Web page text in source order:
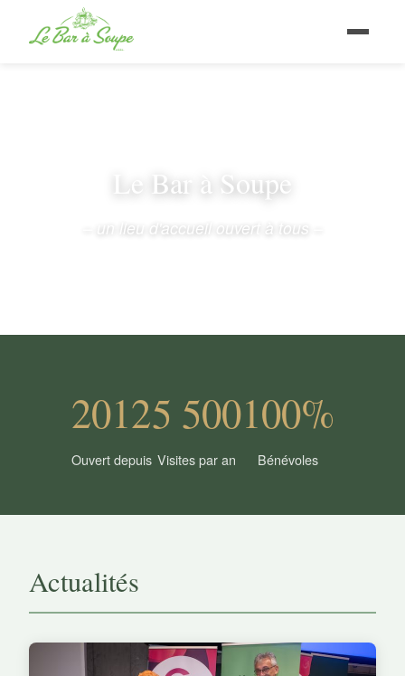
Le Bar à Soupe
– un lieu d'accueil ouvert à tous –
2012
Ouvert depuis
5 500
Visites par an
100%
Bénévoles
Actualités